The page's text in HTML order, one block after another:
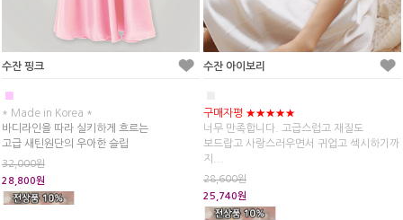
수잔 핑크
* Made in Korea *
바디라인을 따라 실키하게 흐르는
고급 새틴원단의 우아한 슬립
32,000원
28,800원
수잔 아이보리
구매자평 ★★★★★
너무 만족합니다. 고급스럽고 재질도
보드랍고 사랑스러우면서 귀업고 섹시하기까
지...
28,600원
25,740원